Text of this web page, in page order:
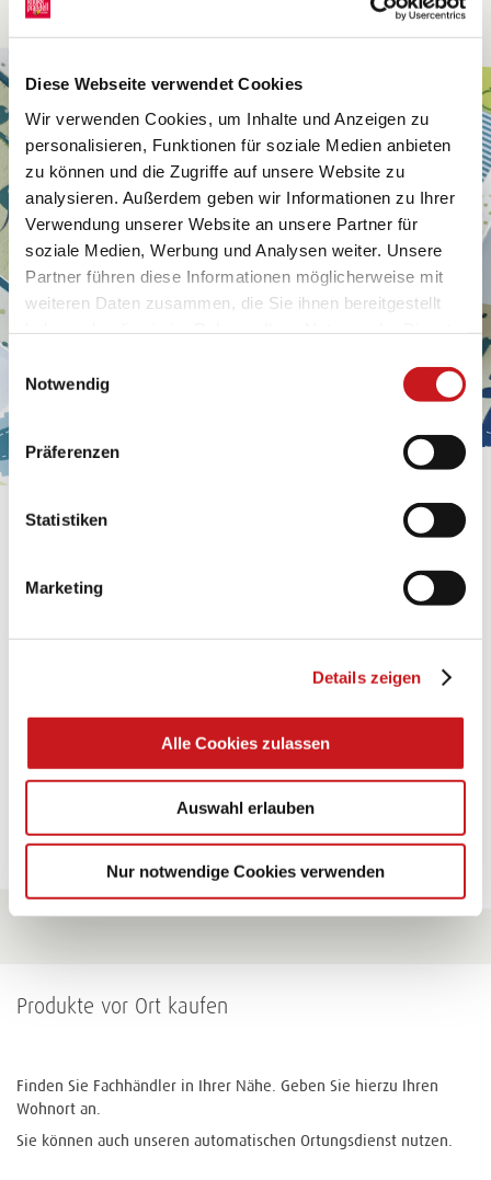
Diese Webseite verwendet Cookies
Wir verwenden Cookies, um Inhalte und Anzeigen zu
personalisieren, Funktionen für soziale Medien anbieten
zu können und die Zugriffe auf unsere Website zu
analysieren. Außerdem geben wir Informationen zu Ihrer
Verwendung unserer Website an unsere Partner für
soziale Medien, Werbung und Analysen weiter. Unsere
Partner führen diese Informationen möglicherweise mit
weiteren Daten zusammen, die Sie ihnen bereitgestellt
Datenschutzhinweisen
mehr darüber, wer wir sind, wie
personenbezogene Daten verarbeiten. Hier geht’s zum
Impressum.
Notwendig
Präferenzen
Statistiken
Marketing
Details zeigen
Alle Cookies zulassen
Auswahl erlauben
Nur notwendige Cookies verwenden
unübertroffen in der Wirkung. Probieren Sie es aus.
Zum Tipp
Zu allen Tipps
Produkte vor Ort kaufen
Finden Sie Fachhändler in Ihrer Nähe. Geben Sie hierzu Ihren
Wohnort an.
Sie können auch unseren automatischen Ortungsdienst nutzen.